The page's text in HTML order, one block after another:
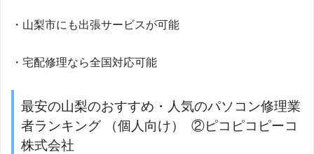
・山梨市にも出張サービスが可能
・宅配修理なら全国対応可能
最安の山梨のおすすめ・人気のパソコン修理業
者ランキング （個人向け） ②ピコピコピーコ
株式会社